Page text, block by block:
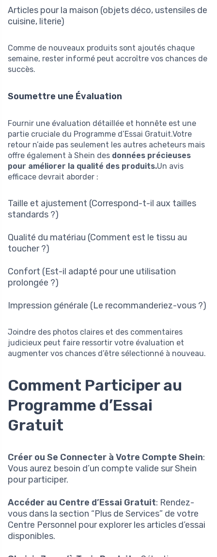
Articles pour la maison (objets déco, ustensiles de
cuisine, literie)
Comme de nouveaux produits sont ajoutés chaque
semaine, rester informé peut accroître vos chances de
succès.
Soumettre une Évaluation
Fournir une évaluation détaillée et honnête est une
partie cruciale du Programme d’Essai Gratuit.Votre
retour n’aide pas seulement les autres acheteurs mais
offre également à Shein des données précieuses
pour améliorer la qualité des produits.Un avis
efficace devrait aborder :
Taille et ajustement (Correspond-t-il aux tailles
standards ?)
Qualité du matériau (Comment est le tissu au
toucher ?)
Confort (Est-il adapté pour une utilisation
prolongée ?)
Impression générale (Le recommanderiez-vous ?)
Joindre des photos claires et des commentaires
judicieux peut faire ressortir votre évaluation et
augmenter vos chances d’être sélectionné à nouveau.
Comment Participer au
Programme d’Essai
Gratuit
Créer ou Se Connecter à Votre Compte Shein:
Vous aurez besoin d’un compte valide sur Shein
pour participer.
Accéder au Centre d’Essai Gratuit: Rendez-
vous dans la section “Plus de Services” de votre
Centre Personnel pour explorer les articles d’essai
disponibles.